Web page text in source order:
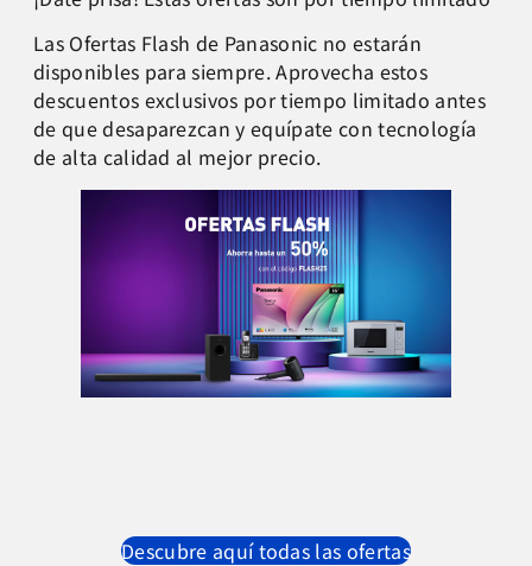
Las Ofertas Flash de Panasonic no estarán
disponibles para siempre. Aprovecha estos
descuentos exclusivos por tiempo limitado antes
de que desaparezcan y equípate con tecnología
de alta calidad al mejor precio.
Descubre aquí todas las ofertas